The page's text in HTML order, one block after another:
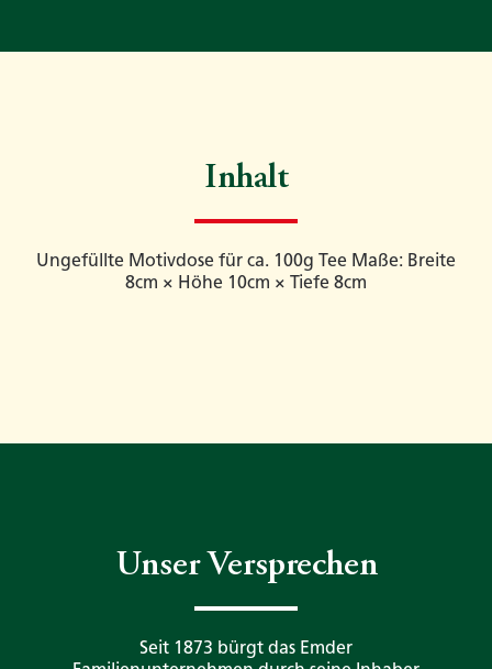
Inhalt
Ungefüllte Motivdose für ca. 100g Tee Maße: Breite
8cm × Höhe 10cm × Tiefe 8cm
Unser Versprechen
Seit 1873 bürgt das Emder